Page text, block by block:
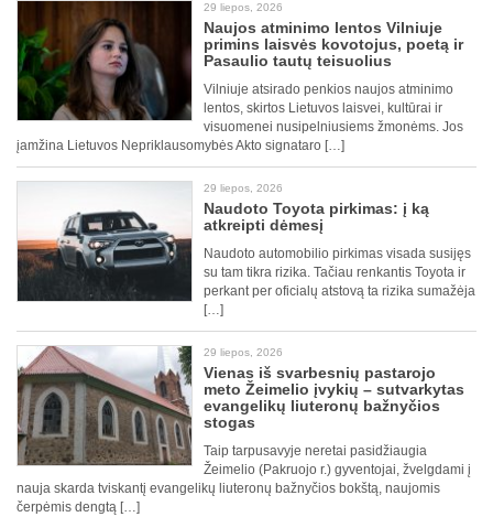
29 liepos, 2026
Naujos atminimo lentos Vilniuje
primins laisvės kovotojus, poetą ir
Pasaulio tautų teisuolius
Vilniuje atsirado penkios naujos atminimo
lentos, skirtos Lietuvos laisvei, kultūrai ir
visuomenei nusipelniusiems žmonėms. Jos
įamžina Lietuvos Nepriklausomybės Akto signataro […]
29 liepos, 2026
Naudoto Toyota pirkimas: į ką
atkreipti dėmesį
Naudoto automobilio pirkimas visada susijęs
su tam tikra rizika. Tačiau renkantis Toyota ir
perkant per oficialų atstovą ta rizika sumažėja
[…]
29 liepos, 2026
Vienas iš svarbesnių pastarojo
meto Žeimelio įvykių – sutvarkytas
evangelikų liuteronų bažnyčios
stogas
Taip tarpusavyje neretai pasidžiaugia
Žeimelio (Pakruojo r.) gyventojai, žvelgdami į
nauja skarda tviskantį evangelikų liuteronų bažnyčios bokštą, naujomis
čerpėmis dengtą […]